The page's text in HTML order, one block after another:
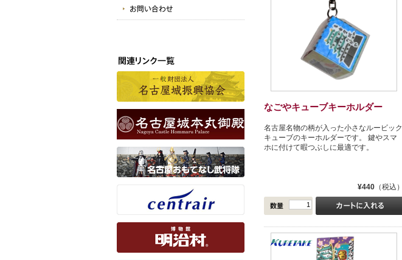
なごやキューブキーホルダー
名古屋名物の柄が入った小さなルービック
キューブのキーホルダーです。 鍵やスマ
ホに付けて暇つぶしに最適です。
¥440 （税込）